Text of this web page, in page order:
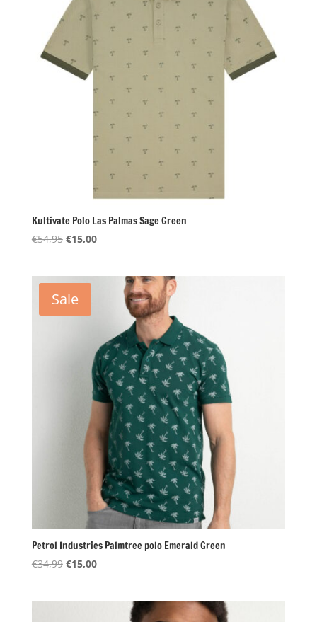
Kultivate Polo Las Palmas Sage Green
€54,95 Oorspronkelijke
€54,95.
€15,00Huidige
€15,00.
Sale
Petrol Industries Palmtree polo Emerald Green
€34,99 Oorspronkelijke
€15,00Huidige
€15,00.